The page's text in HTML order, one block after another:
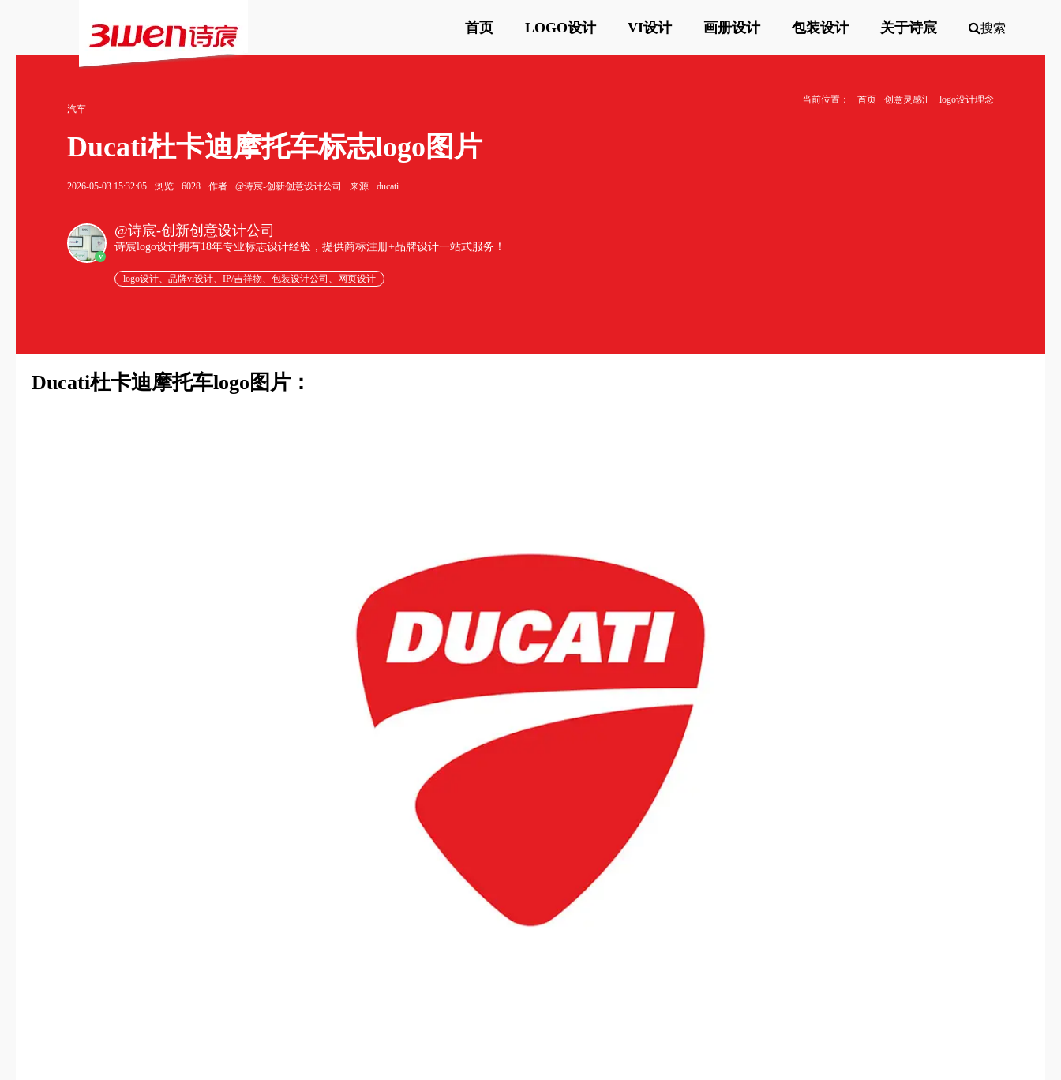
首页 LOGO设计 VI设计 画册设计 包装设计 关于诗宸 搜索
当前位置： 首页 创意灵感汇
logo设计理念
汽车
Ducati杜卡迪摩托车标志logo图片
2026-05-03 15:32:05 浏览 6028 作者 @诗宸-创新创意设计公司 来源 ducati
v
@诗宸-创新创意设计公司
诗宸logo设计拥有18年专业标志设计经验，提供商标注册+品牌设计一站式服务！
logo设计、品牌vi设计、IP/吉祥物、包装设计公司、网页设计
Ducati杜卡迪摩托车logo图片：